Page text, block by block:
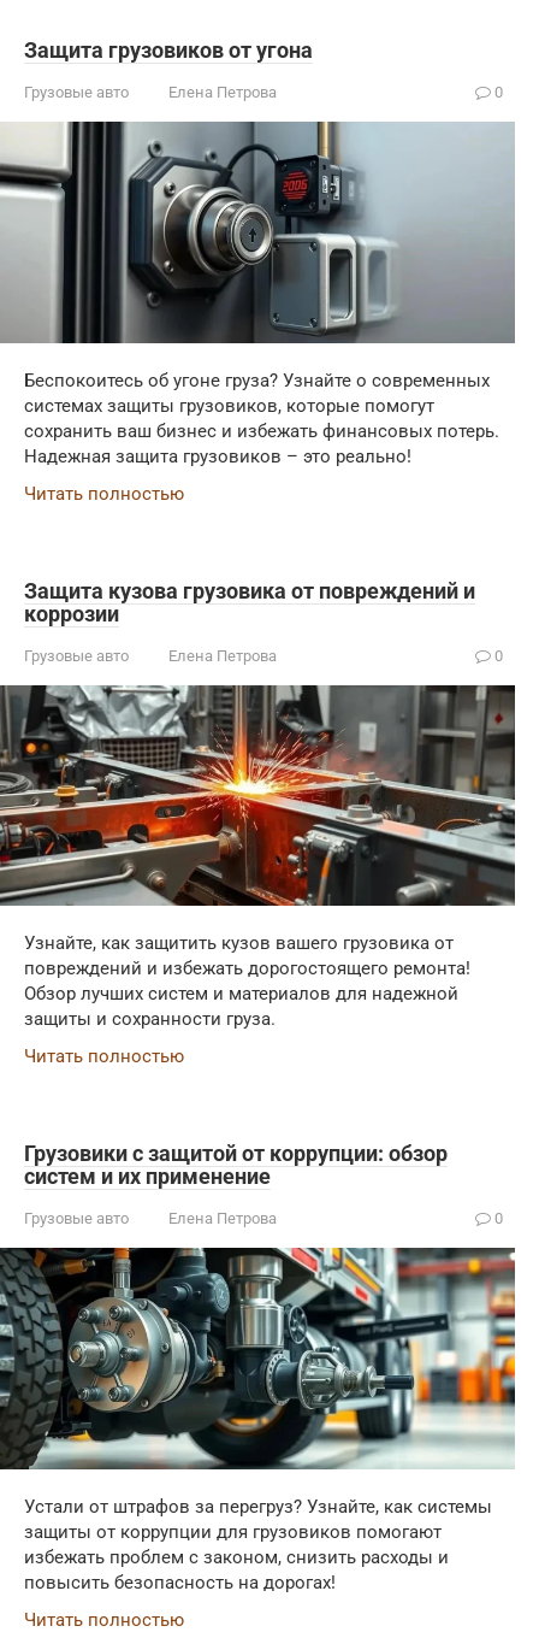
Защита грузовиков от угона
Грузовые авто Елена Петрова 0
Беспокоитесь об угоне груза? Узнайте о современных
системах защиты грузовиков, которые помогут
сохранить ваш бизнес и избежать финансовых потерь.
Надежная защита грузовиков – это реально!
Читать полностью
Защита кузова грузовика от повреждений и
коррозии
Грузовые авто Елена Петрова 0
Узнайте, как защитить кузов вашего грузовика от
повреждений и избежать дорогостоящего ремонта!
Обзор лучших систем и материалов для надежной
защиты и сохранности груза.
Читать полностью
Грузовики с защитой от коррупции: обзор
систем и их применение
Грузовые авто Елена Петрова 0
Устали от штрафов за перегруз? Узнайте, как системы
защиты от коррупции для грузовиков помогают
избежать проблем с законом, снизить расходы и
повысить безопасность на дорогах!
Читать полностью